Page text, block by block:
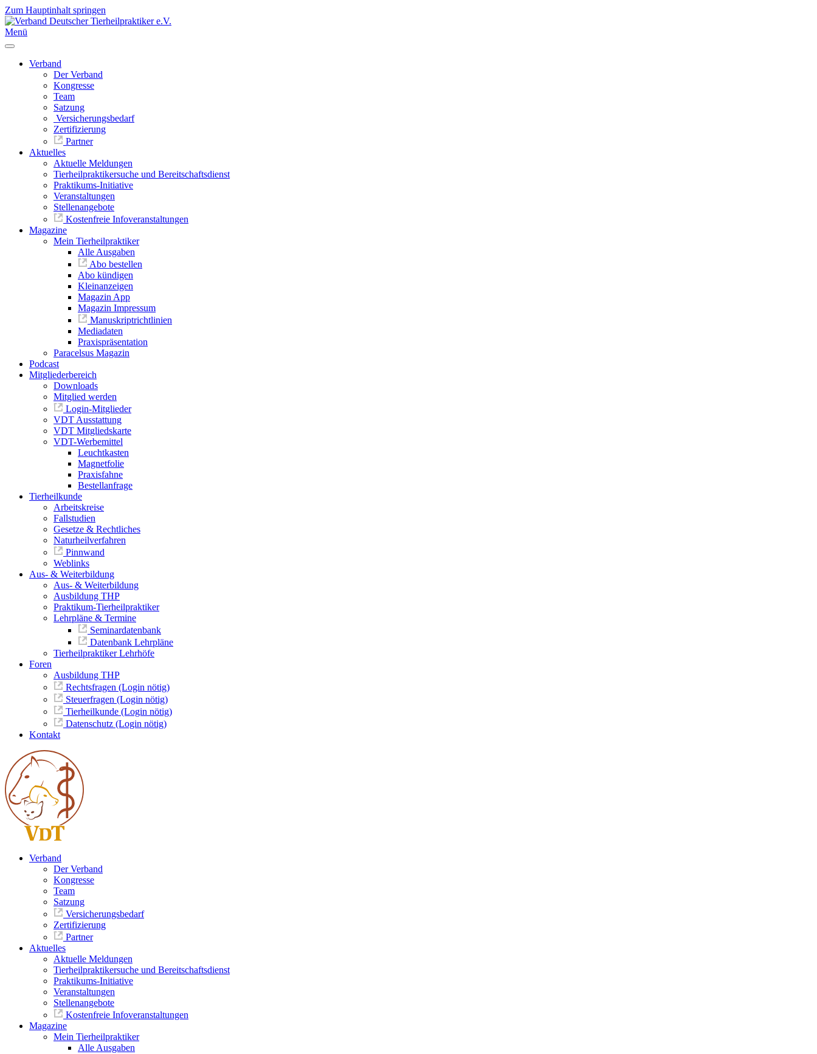
Zum Hauptinhalt springen
Menü
Verband
Der Verband
Kongresse
Team
Satzung
Versicherungsbedarf
Zertifizierung
Partner
Aktuelles
Aktuelle Meldungen
Tierheilpraktikersuche und Bereitschaftsdienst
Praktikums-Initiative
Veranstaltungen
Stellenangebote
Kostenfreie Infoveranstaltungen
Magazine
Mein Tierheilpraktiker
Alle Ausgaben
Abo bestellen
Abo kündigen
Kleinanzeigen
Magazin App
Magazin Impressum
Manuskriptrichtlinien
Mediadaten
Praxispräsentation
Paracelsus Magazin
Podcast
Mitgliederbereich
Downloads
Mitglied werden
Login-Mitglieder
VDT Ausstattung
VDT Mitgliedskarte
VDT-Werbemittel
Leuchtkasten
Magnetfolie
Praxisfahne
Bestellanfrage
Tierheilkunde
Arbeitskreise
Fallstudien
Gesetze & Rechtliches
Naturheilverfahren
Pinnwand
Weblinks
Aus- & Weiterbildung
Aus- & Weiterbildung
Ausbildung THP
Praktikum-Tierheilpraktiker
Lehrpläne & Termine
Seminardatenbank
Datenbank Lehrpläne
Tierheilpraktiker Lehrhöfe
Foren
Ausbildung THP
Rechtsfragen (Login nötig)
Steuerfragen (Login nötig)
Tierheilkunde (Login nötig)
Datenschutz (Login nötig)
Kontakt
Verband
Der Verband
Kongresse
Team
Satzung
Versicherungsbedarf
Zertifizierung
Partner
Aktuelles
Aktuelle Meldungen
Tierheilpraktikersuche und Bereitschaftsdienst
Praktikums-Initiative
Veranstaltungen
Stellenangebote
Kostenfreie Infoveranstaltungen
Magazine
Mein Tierheilpraktiker
Alle Ausgaben